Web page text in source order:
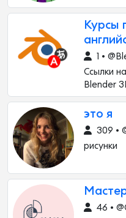
Курсы
1 •
Ссылки
Blender
это я
309 •
рисунки
46 •